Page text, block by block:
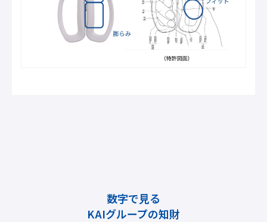
数字で見る
KAIグループの知財